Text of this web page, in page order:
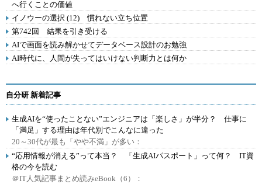
へ行くことの価値
イノウーの選択 (12) 慣れない立ち位置
第742回 結果を引き受ける
AIで画面を読み解かせてデータベース設計のお勉強
AI時代に、人間が失ってはいけない判断力とは何か
自分研 新着記事
生成AIを“使ったことない”エンジニアは「楽しさ」が半分？ 仕事に
「満足」する理由は年代別でこんなに違った
20～30代が最も「やや不満」が多い：
“応用情報が消える”って本当？ 「生成AIパスポート」って何？ IT資
格の今を読む
＠IT人気記事まとめ読みeBook（6）：